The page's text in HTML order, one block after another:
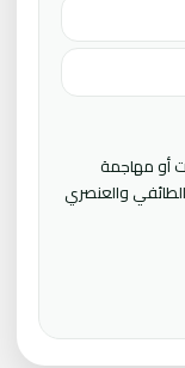
أو مهاجمة
الطائفي والعنصري